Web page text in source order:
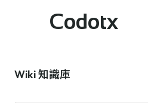
Codotx
Wiki 知識庫